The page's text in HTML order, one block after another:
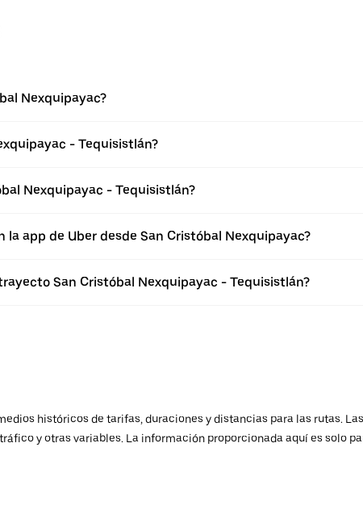
Nexquipayac?
- Tequisistlán?
Nexquipayac - Tequisistlán?
app de Uber desde San Cristóbal Nexquipayac?
San Cristóbal Nexquipayac - Tequisistlán?
históricos de tarifas, duraciones y distancias para las rutas.
y otras variables. La información proporcionada aquí es solo